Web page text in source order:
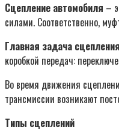
Сцепление автомобиля –
силами. Соответственно,
Главная задача сцепления
коробкой передач:
Во время движения
трансмиссии возникают
Типы сцеплений